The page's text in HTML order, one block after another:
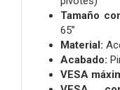
Tamaño
65”
Material:
Acabado:
VESA